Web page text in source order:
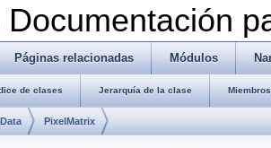
Documentación
Páginas relacionadas Módulos
de clases Jerarquía de la clase
PixelMatrix